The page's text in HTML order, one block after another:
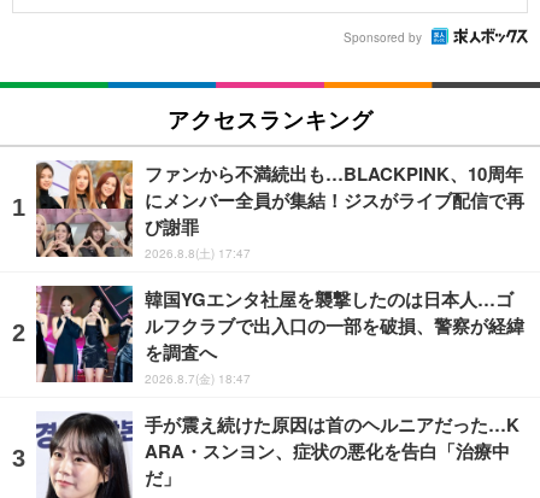
Sponsored by
アクセスランキング
ファンから不満続出も…BLACKPINK、10周年
にメンバー全員が集結！ジスがライブ配信で再
び謝罪
2026.8.8(土) 17:47
韓国YGエンタ社屋を襲撃したのは日本人…ゴ
ルフクラブで出入口の一部を破損、警察が経緯
を調査へ
2026.8.7(金) 18:47
手が震え続けた原因は首のヘルニアだった…K
ARA・スンヨン、症状の悪化を告白「治療中
だ」